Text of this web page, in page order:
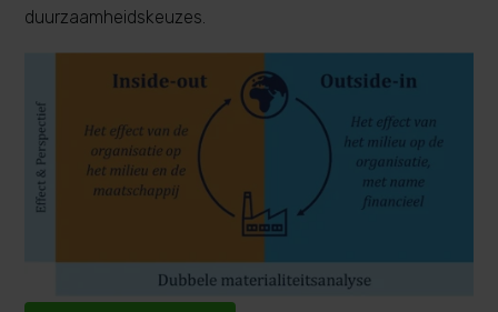
duurzaamheidskeuzes.